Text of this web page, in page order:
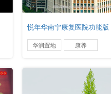
悦年华南宁康复医院功能版
华润置地 康养